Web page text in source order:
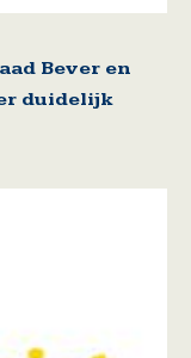
Bever en
duidelijk